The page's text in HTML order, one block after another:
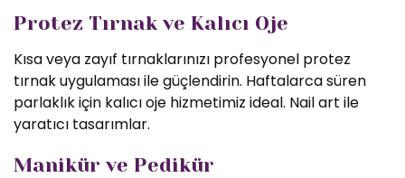
Protez Tırnak ve Kalıcı Oje
Kısa veya zayıf tırnaklarınızı profesyonel protez
tırnak uygulaması ile güçlendirin. Haftalarca süren
parlaklık için kalıcı oje hizmetimiz ideal. Nail art ile
yaratıcı tasarımlar.
Manikür ve Pedikür